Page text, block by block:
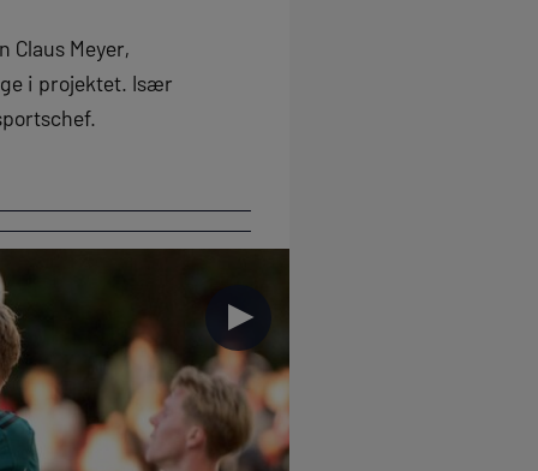
Claus Meyer,
i projektet. Især
►